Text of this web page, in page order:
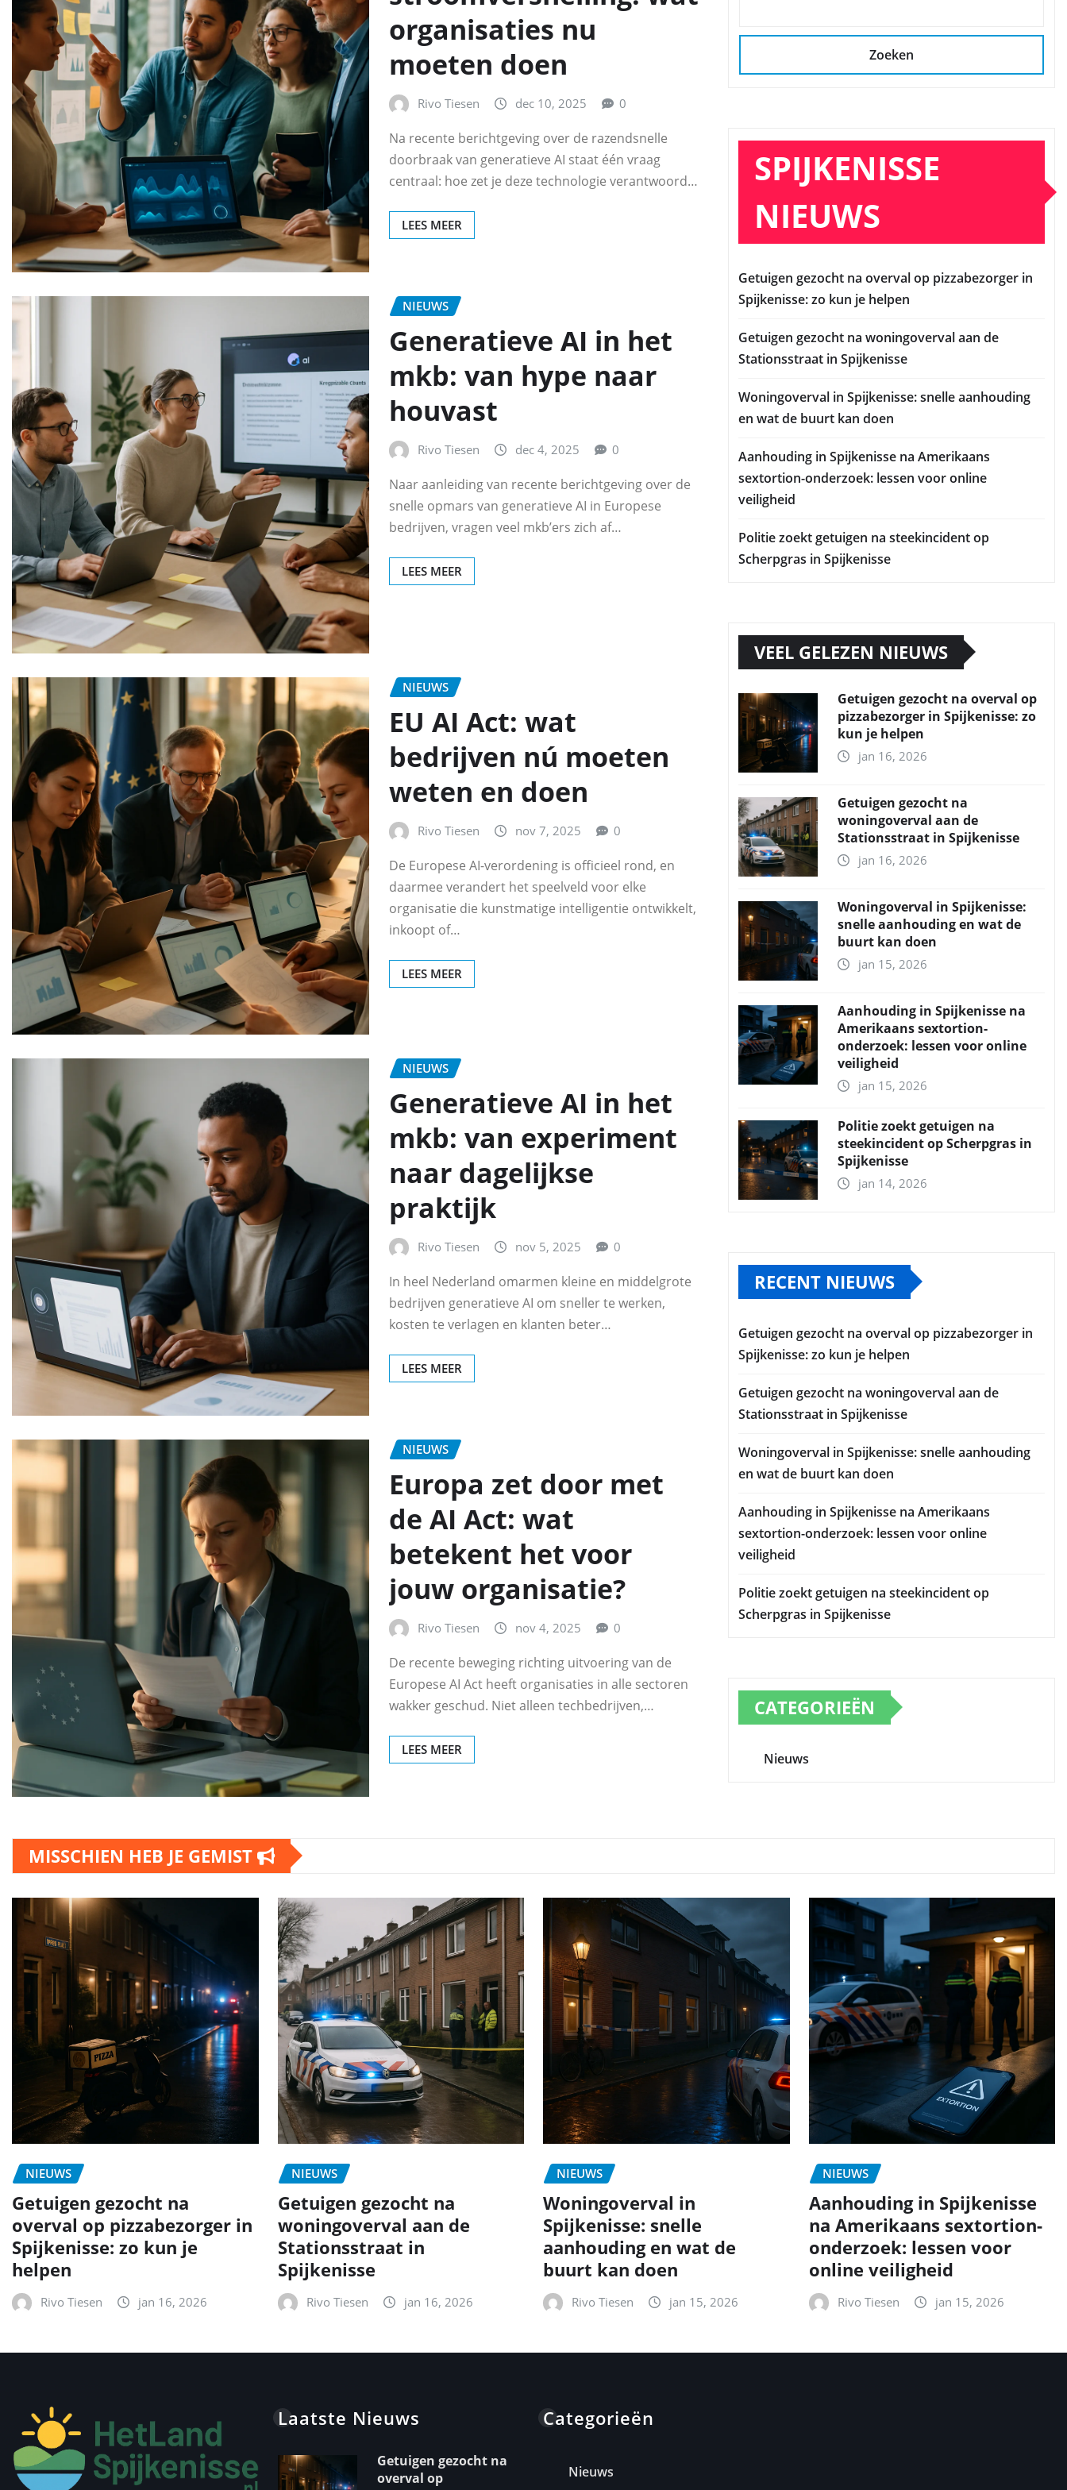
organisaties nu
moeten doen
Rivo Tiesen dec 10, 2025 0
Na recente berichtgeving over de razendsnelle
doorbraak van generatieve AI staat één vraag
centraal: hoe zet je deze technologie verantwoord…
LEES MEER
NIEUWS
Generatieve AI in het
mkb: van hype naar
houvast
Rivo Tiesen dec 4, 2025 0
Naar aanleiding van recente berichtgeving over de
snelle opmars van generatieve AI in Europese
bedrijven, vragen veel mkb’ers zich af…
LEES MEER
NIEUWS
EU AI Act: wat
bedrijven nú moeten
weten en doen
Rivo Tiesen nov 7, 2025 0
De Europese AI-verordening is officieel rond, en
daarmee verandert het speelveld voor elke
organisatie die kunstmatige intelligentie ontwikkelt,
inkoopt of…
LEES MEER
NIEUWS
Generatieve AI in het
mkb: van experiment
naar dagelijkse
praktijk
Rivo Tiesen nov 5, 2025 0
In heel Nederland omarmen kleine en middelgrote
bedrijven generatieve AI om sneller te werken,
kosten te verlagen en klanten beter…
LEES MEER
NIEUWS
Europa zet door met
de AI Act: wat
betekent het voor
jouw organisatie?
Rivo Tiesen nov 4, 2025 0
De recente beweging richting uitvoering van de
Europese AI Act heeft organisaties in alle sectoren
wakker geschud. Niet alleen techbedrijven,…
LEES MEER
Zoeken
SPIJKENISSE
NIEUWS
Getuigen gezocht na overval op pizzabezorger in
Spijkenisse: zo kun je helpen
Getuigen gezocht na woningoverval aan de
Stationsstraat in Spijkenisse
Woningoverval in Spijkenisse: snelle aanhouding
en wat de buurt kan doen
Aanhouding in Spijkenisse na Amerikaans
sextortion-onderzoek: lessen voor online
veiligheid
Politie zoekt getuigen na steekincident op
Scherpgras in Spijkenisse
VEEL GELEZEN NIEUWS
Getuigen gezocht na overval op
pizzabezorger in Spijkenisse: zo
kun je helpen
jan 16, 2026
Getuigen gezocht na
woningoverval aan de
Stationsstraat in Spijkenisse
jan 16, 2026
Woningoverval in Spijkenisse:
snelle aanhouding en wat de
buurt kan doen
jan 15, 2026
Aanhouding in Spijkenisse na
Amerikaans sextortion-
onderzoek: lessen voor online
veiligheid
jan 15, 2026
Politie zoekt getuigen na
steekincident op Scherpgras in
Spijkenisse
jan 14, 2026
RECENT NIEUWS
Getuigen gezocht na overval op pizzabezorger in
Spijkenisse: zo kun je helpen
Getuigen gezocht na woningoverval aan de
Stationsstraat in Spijkenisse
Woningoverval in Spijkenisse: snelle aanhouding
en wat de buurt kan doen
Aanhouding in Spijkenisse na Amerikaans
sextortion-onderzoek: lessen voor online
veiligheid
Politie zoekt getuigen na steekincident op
Scherpgras in Spijkenisse
CATEGORIEËN
Nieuws
MISSCHIEN HEB JE GEMIST
NIEUWS
Getuigen gezocht na
overval op pizzabezorger in
Spijkenisse: zo kun je
helpen
Rivo Tiesen jan 16, 2026
NIEUWS
Getuigen gezocht na
woningoverval aan de
Stationsstraat in
Spijkenisse
Rivo Tiesen jan 16, 2026
NIEUWS
Woningoverval in
Spijkenisse: snelle
aanhouding en wat de
buurt kan doen
Rivo Tiesen jan 15, 2026
NIEUWS
Aanhouding in Spijkenisse
na Amerikaans sextortion-
onderzoek: lessen voor
online veiligheid
Rivo Tiesen jan 15, 2026
Laatste Nieuws
Getuigen gezocht na
overval op
Categorieën
Nieuws